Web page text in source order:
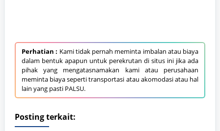
Perhatian : Kami tidak pernah meminta imbalan atau biaya
dalam bentuk apapun untuk perekrutan di situs ini jika ada
pihak yang mengatasnamakan kami atau perusahaan
meminta biaya seperti transportasi atau akomodasi atau hal
lain yang pasti PALSU.
Posting terkait: